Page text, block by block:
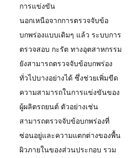
การแข่งขัน
นอกเหนือจากการตรวจจับข้อ
บกพร่องแบบเดิมๆ แล้ว ระบบการ
ตรวจสอบ กะรัต ทางอุตสาหกรรม
ยังสามารถตรวจจับข้อบกพร่อง
ทั่วไปบางอย่างได้ ซึ่งช่วยเพิ่มขีด
ความสามารถในการแข่งขันของ
ผู้ผลิตรถยนต์ ตัวอย่างเช่น
สามารถตรวจจับข้อบกพร่องที่
ซ่อนอยู่และความแตกต่างของพื้น
ผิวภายในของส่วนประกอบ รวม